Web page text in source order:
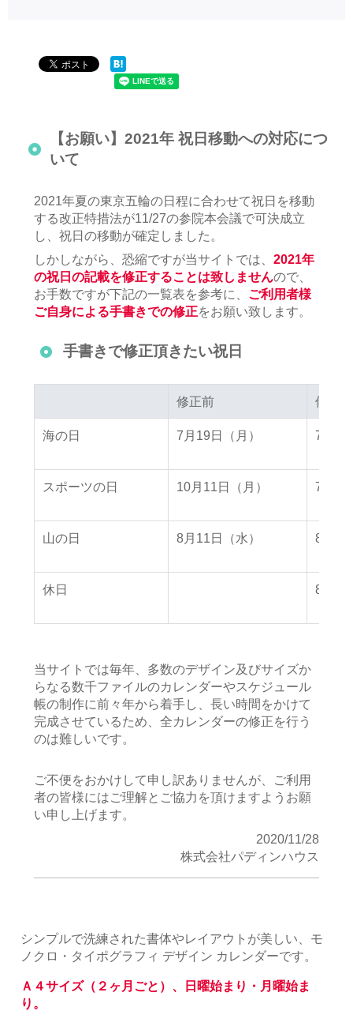
【お願い】2021年 祝日移動への対応につ
いて
2021年夏の東京五輪の日程に合わせて祝日を移動
する改正特措法が11/27の参院本会議で可決成立
し、祝日の移動が確定しました。
しかしながら、恐縮ですが当サイトでは、 2021年
の祝日の記載を修正することは致しませんので、
お手数ですが下記の一覧表を参考に、 ご利用者様
ご自身による手書きでの修正をお願い致します。
手書きで修正頂きたい祝日
修正前 修正後
海の日 7月19日（月） 7月22
スポーツの日 10月11日（月） 7月23
山の日 8月11日（水） 8月8
休日 8月9
修正前 修正後
当サイトでは毎年、多数のデザイン及びサイズか
らなる数千ファイルのカレンダーやスケジュール
帳の制作に前々年から着手し、長い時間をかけて
完成させているため、全カレンダーの修正を行う
のは難しいです。
ご不便をおかけして申し訳ありませんが、ご利用
者の皆様にはご理解とご協力を頂けますようお願
い申し上げます。
2020/11/28
株式会社パディンハウス
シンプルで洗練された書体やレイアウトが美しい、モ
ノクロ・タイポグラフィ デザイン カレンダーです。
Ａ４サイズ（２ヶ月ごと）、日曜始まり・月曜始ま
り。